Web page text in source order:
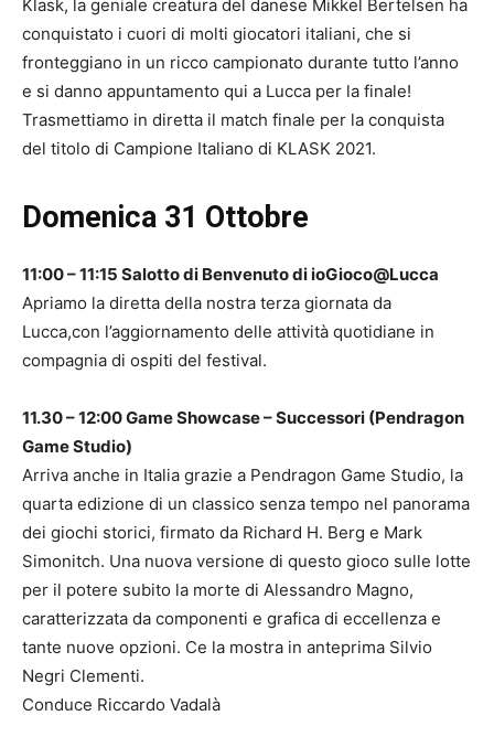
Klask, la geniale creatura del danese Mikkel Bertelsen ha
conquistato i cuori di molti giocatori italiani, che si
fronteggiano in un ricco campionato durante tutto l’anno
e si danno appuntamento qui a Lucca per la finale!
Trasmettiamo in diretta il match finale per la conquista
del titolo di Campione Italiano di KLASK 2021.
Domenica 31 Ottobre
11:00 – 11:15 Salotto di Benvenuto di ioGioco@Lucca
Apriamo la diretta della nostra terza giornata da
Lucca,con l’aggiornamento delle attività quotidiane in
compagnia di ospiti del festival.
11.30 – 12:00 Game Showcase – Successori (Pendragon
Game Studio)
Arriva anche in Italia grazie a Pendragon Game Studio, la
quarta edizione di un classico senza tempo nel panorama
dei giochi storici, firmato da Richard H. Berg e Mark
Simonitch. Una nuova versione di questo gioco sulle lotte
per il potere subito la morte di Alessandro Magno,
caratterizzata da componenti e grafica di eccellenza e
tante nuove opzioni. Ce la mostra in anteprima Silvio
Negri Clementi.
Conduce Riccardo Vadalà